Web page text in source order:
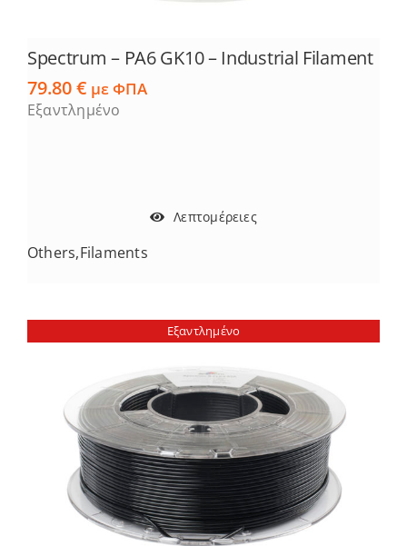
Spectrum – PA6 GK10 – Industrial Filament
79.80€ με ΦΠΑ
Εξαντλημένο
Λεπτομέρειες
Others,Filaments
Εξαντλημένο